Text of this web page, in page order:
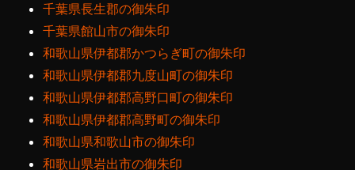
千葉県長生郡の御朱印
千葉県館山市の御朱印
和歌山県伊都郡かつらぎ町の御朱印
和歌山県伊都郡九度山町の御朱印
和歌山県伊都郡高野口町の御朱印
和歌山県伊都郡高野町の御朱印
和歌山県和歌山市の御朱印
和歌山県岩出市の御朱印